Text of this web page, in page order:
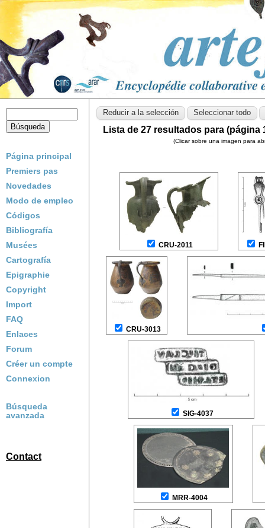
Página principal
Premiers pas
Novedades
Modo de empleo
Códigos
Bibliografía
Musées
Cartografía
Epigraphie
Copyright
Import
FAQ
Enlaces
Forum
Créer un compte
Connexion
Búsqueda
avanzada
Contact
Lista de 27 resultados para (página
(Clicar sobre una imagen para
CRU-2011
CRU-3013
SIG-4037
MRR-4004